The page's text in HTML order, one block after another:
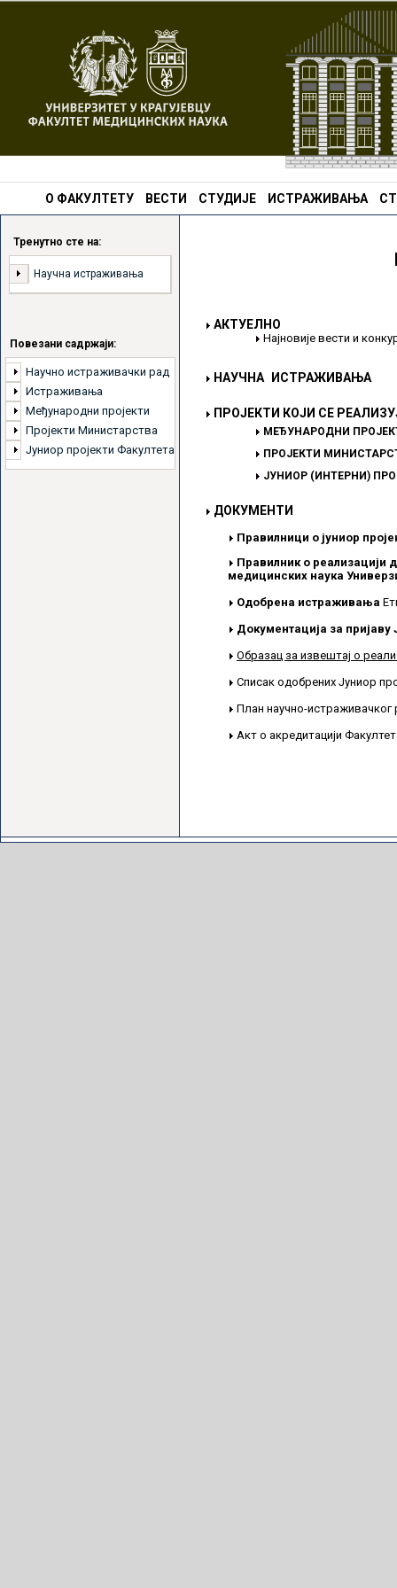
О ФАКУЛТЕТУ ВЕСТИ СТУДИЈЕ ИСТРАЖИВАЊА
Тренутно сте на:
Научна истраживања
Повезани садржаји:
Научно истраживачки рад
Истраживања
Међународни пројекти
Пројекти Министарства
Јуниор пројекти Факултета
АКТУЕЛНО
Најновије вести и
НАУЧНА ИСТРАЖИВАЊА
ПРОЈЕКТИ КОЈИ СЕ
МЕЂУНАРОДНИ
ПРОЈЕКТИ
ЈУНИОР (ИНТЕРНИ)
ДОКУМЕНТИ
Правилници о јуниор
Правилник о реализацији
медицинских наука
Одобрена истраживања
Документација за
Образац за извештај о
Списак одобрених Јуниор
План научно-истраживачког
Акт о акредитацији